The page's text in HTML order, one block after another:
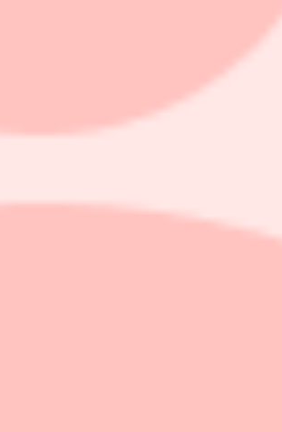
1,1 miljarder dollar, motsvarande 11,6
dollar till Stellantis nedlagda Belvidere-
av 11 fabriker i åtta delstater, vilket